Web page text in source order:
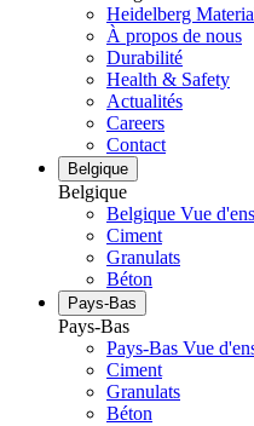
Heidelberg
À propos de nous
Durabilité
Health & Safety
Actualités
Careers
Contact
Belgique
Belgique
Belgique Vue
Ciment
Granulats
Béton
Pays-Bas
Pays-Bas
Pays-Bas Vue
Ciment
Granulats
Béton